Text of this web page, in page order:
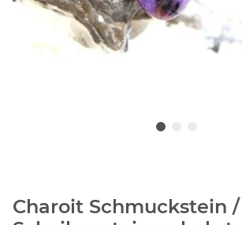
Charoit Schmuckstein /